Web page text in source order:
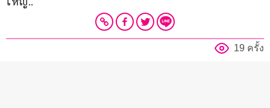
19 ครั้ง